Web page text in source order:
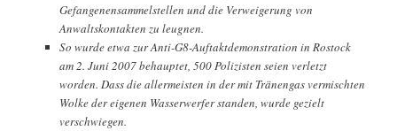
Gefangenensammelstellen und die Verweigerung von
Anwaltskontakten zu leugnen.
So wurde etwa zur Anti-G8-Auftaktdemonstration in Rostock
am 2. Juni 2007 behauptet, 500 Polizisten seien verletzt
worden. Dass die allermeisten in der mit Tränengas vermischten
Wolke der eigenen Wasserwerfer standen, wurde gezielt
verschwiegen.